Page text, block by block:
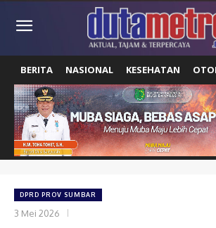
BERITA NASIONAL KESEHATAN
DPRD PROV SUMBAR
3 Mei 2026